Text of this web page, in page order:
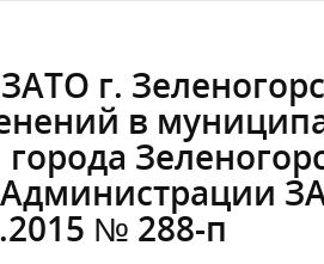
г.
в
№ 288-п